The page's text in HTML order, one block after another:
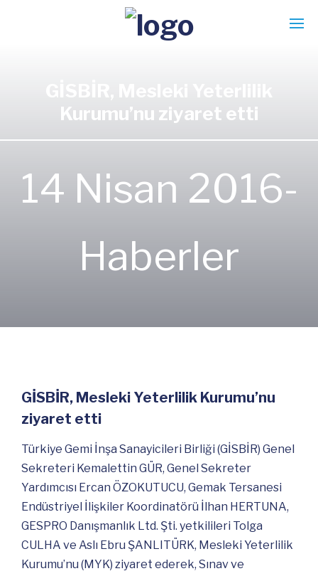
Kurumu’nu ziyaret etti
14 Nisan 2016-
Haberler
GİSBİR, Mesleki Yeterlilik Kurumu’nu
ziyaret etti
Türkiye Gemi İnşa Sanayicileri Birliği (GİSBİR) Genel
Sekreteri Kemalettin GÜR, Genel Sekreter
Yardımcısı Ercan ÖZOKUTUCU, Gemak Tersanesi
Endüstriyel İlişkiler Koordinatörü İlhan HERTUNA,
GESPRO Danışmanlık Ltd. Şti. yetkilileri Tolga
CULHA ve Aslı Ebru ŞANLITÜRK, Mesleki Yeterlilik
Kurumu’nu (MYK) ziyaret ederek, Sınav ve